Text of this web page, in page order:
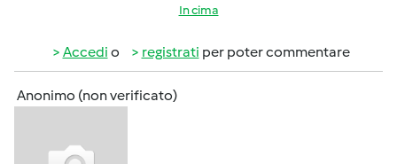
In cima
Accedi o registrati per poter commentare
Anonimo (non verificato)